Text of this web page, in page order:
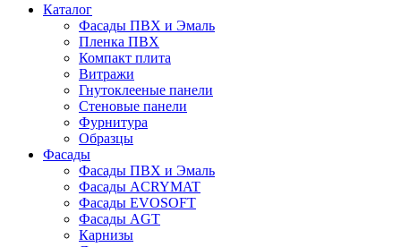
Каталог
Фасады ПВХ и Эмаль
Пленка ПВХ
Компакт плита
Витражи
Гнутоклееные панели
Стеновые панели
Фурнитура
Образцы
Фасады
Фасады ПВХ и Эмаль
Фасады ACRYMAT
Фасады EVOSOFT
Фасады AGT
Карнизы